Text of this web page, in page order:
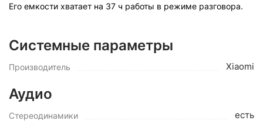
Его емкости хватает на 37 ч работы в режиме разговора.
Системные параметры
Производитель Xiaomi
Аудио
Стереодинамики есть